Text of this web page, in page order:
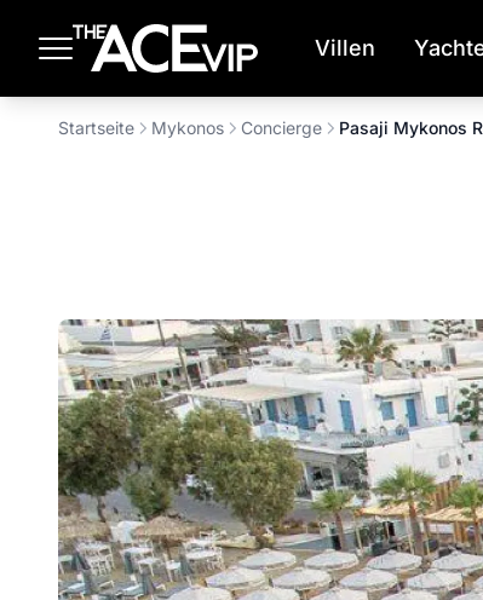
Villen
Startseite Mykonos Concierge Pasaji Mykonos